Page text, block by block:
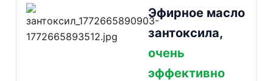
Эфирное масло
зантоксила,
очень
эффективно